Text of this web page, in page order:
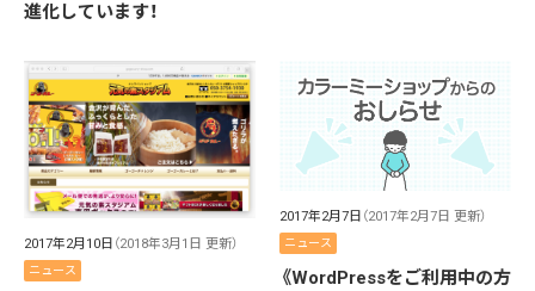
進化しています！
2017年2月10日 （2018年3月1日 更新）
ニュース
2017年2月7日 （2017年2月7日 更新）
ニュース
《WordPressをご利用中の方